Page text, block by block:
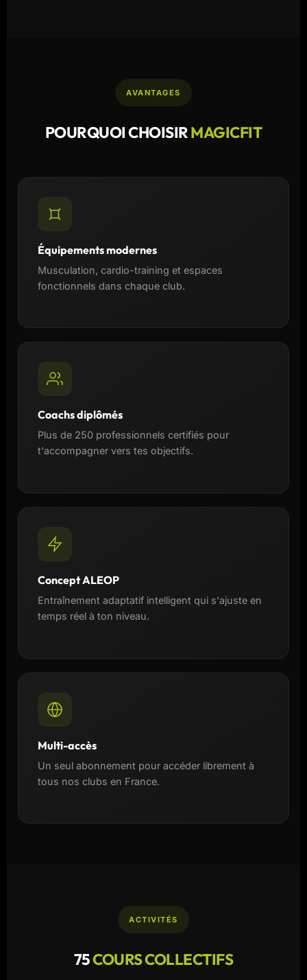
AVANTAGES
POURQUOI CHOISIRMAGICFIT
Équipements modernes
Musculation, cardio-training et espaces
fonctionnels dans chaque club.
Coachs diplômés
Plus de 250 professionnels certifiés pour
t'accompagner vers tes objectifs.
Concept ALEOP
Entraînement adaptatif intelligent qui s'ajuste en
temps réel à ton niveau.
Multi-accès
Un seul abonnement pour accéder librement à
tous nos clubs en France.
ACTIVITÉS
75COURS COLLECTIFS